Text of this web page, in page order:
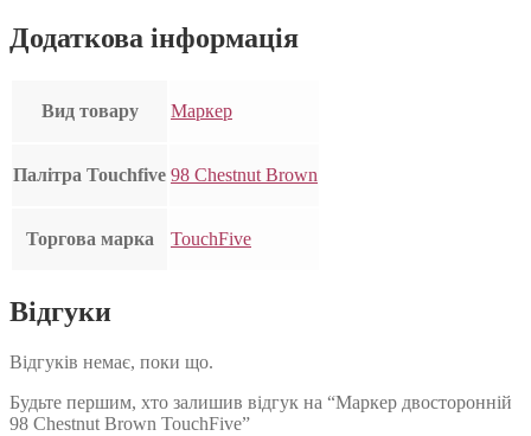
Додаткова інформація
Вид товару Маркер
Палітра Touchfive 98 Chestnut Brown
Торгова марка TouchFive
Відгуки
Відгуків немає, поки що.
Будьте першим, хто залишив відгук на “Маркер двосторонній
98 Chestnut Brown TouchFive”